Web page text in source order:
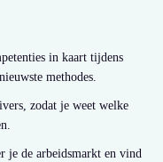
in kaart tijdens
methodes.
zodat je weet welke
je de arbeidsmarkt en vind